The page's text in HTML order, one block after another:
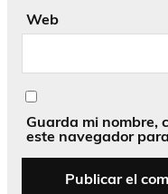
Web
Guarda mi nombre,
este navegador